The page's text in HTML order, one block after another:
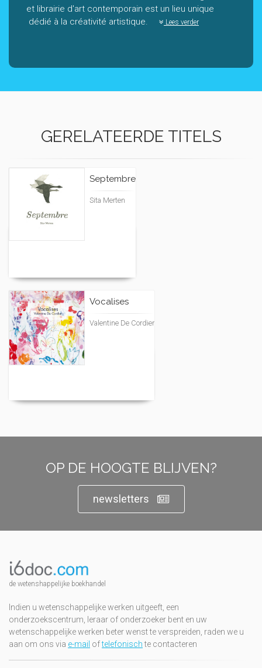
et librairie d'art contemporain est un lieu unique
dédié à la créativité artistique.
Lees verder
GERELATEERDE TITELS
Septembre
Sita Merten
Vocalises
Valentine De Cordier
OP DE HOOGTE BLIJVEN?
newsletters
de wetenshappelijke boekhandel
Indien u wetenschappelijke werken uitgeeft, een
onderzoekscentrum, leraar of onderzoeker bent en uw
wetenschappelijke werken beter wenst te verspreiden, raden we u
aan om ons via e-mail oftelefonischte contacteren